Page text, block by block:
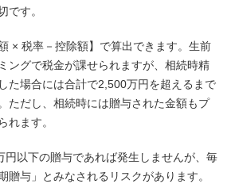
です。
× 税率－控除額】で算出できます。生前
ングで税金が課せられますが、相続時精
た場合には合計で2,500万円を超えるまで
ただし、相続時には贈与された金額もプ
れます。
円以下の贈与であれば発生しませんが、毎
贈与」とみなされるリスクがあります。